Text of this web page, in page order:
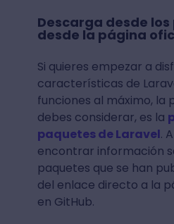
Descarga desde
desde la página
Si quieres empezar a
características de
funciones al máximo, la
debes considerar, es la
paquetes de Laravel.
encontrar información
paquetes que se han
del enlace directo a la
en GitHub.